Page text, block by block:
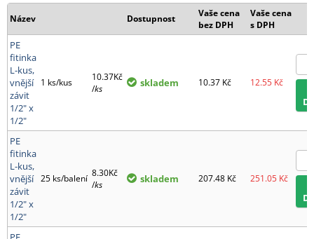
Název Dostupnost
Vaše cena
bez DPH
Vaše cena
s DPH
PE
fitinka
L-kus,
vnější
závit
1/2" x
1/2"
1 ks/kus
10.37Kč
/ks skladem 10.37 Kč 12.55 Kč
PE
fitinka
L-kus,
vnější
závit
1/2" x
1/2"
25 ks/balení 8.30Kč
/ks skladem 207.48 Kč 251.05 Kč